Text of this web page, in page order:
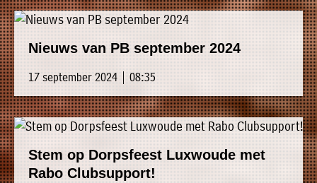
Nieuws van PB september 2024
17 september 2024 | 08:35
Stem op Dorpsfeest Luxwoude met
Rabo Clubsupport!